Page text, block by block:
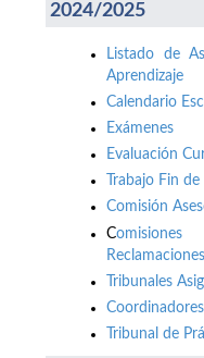
2024/2025
Listado de
Aprendizaje
Calendario
Exámenes
Evaluación
Trabajo Fin
Comisión
C
Tribunales
Tribunal de